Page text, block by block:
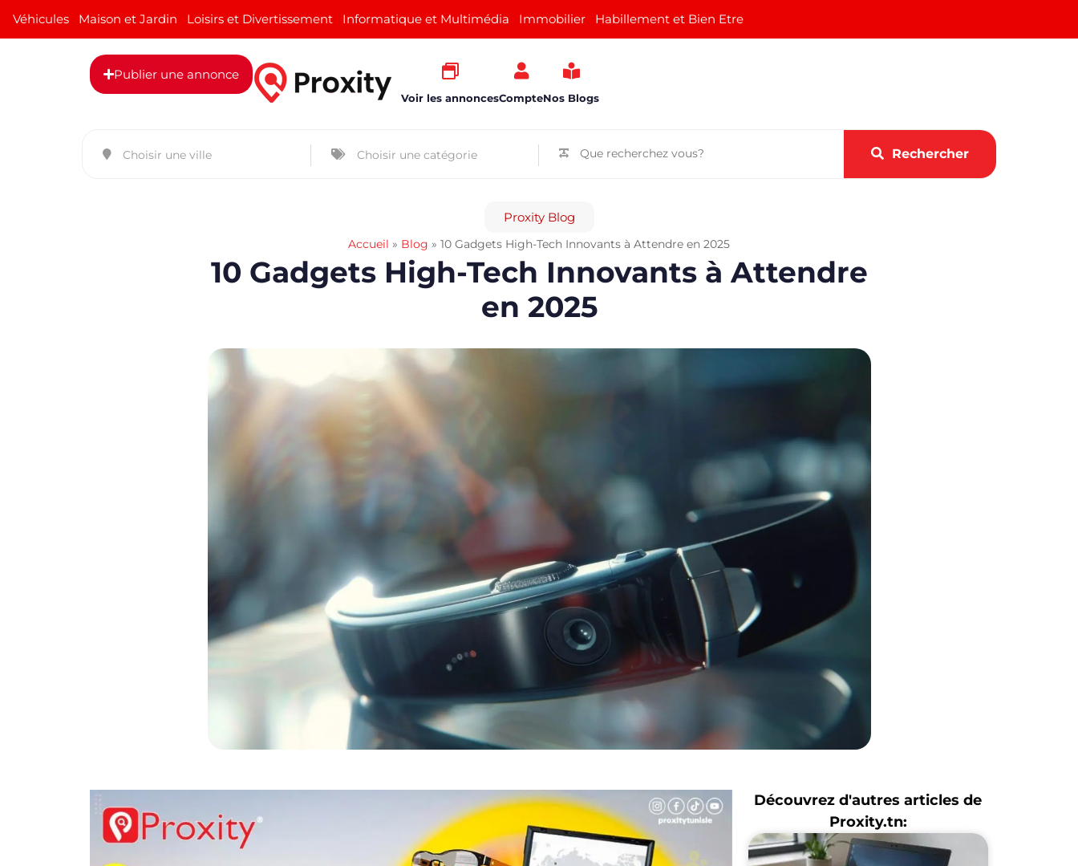
Véhicules Maison et Jardin Loisirs et Divertissement Informatique et Multimédia Immobilier Habillement et Bien Etre
Publier une annonce
Voir les annoncesCompteNos Blogs
Rechercher
Proxity Blog
Accueil » Blog » 10 Gadgets High-Tech Innovants à Attendre en 2025
10 Gadgets High-Tech Innovants à Attendre
en 2025
Découvrez d'autres articles de
Proxity.tn: